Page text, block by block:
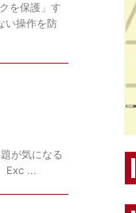
を保護」す
い操作を防
が気になる
Exc ...